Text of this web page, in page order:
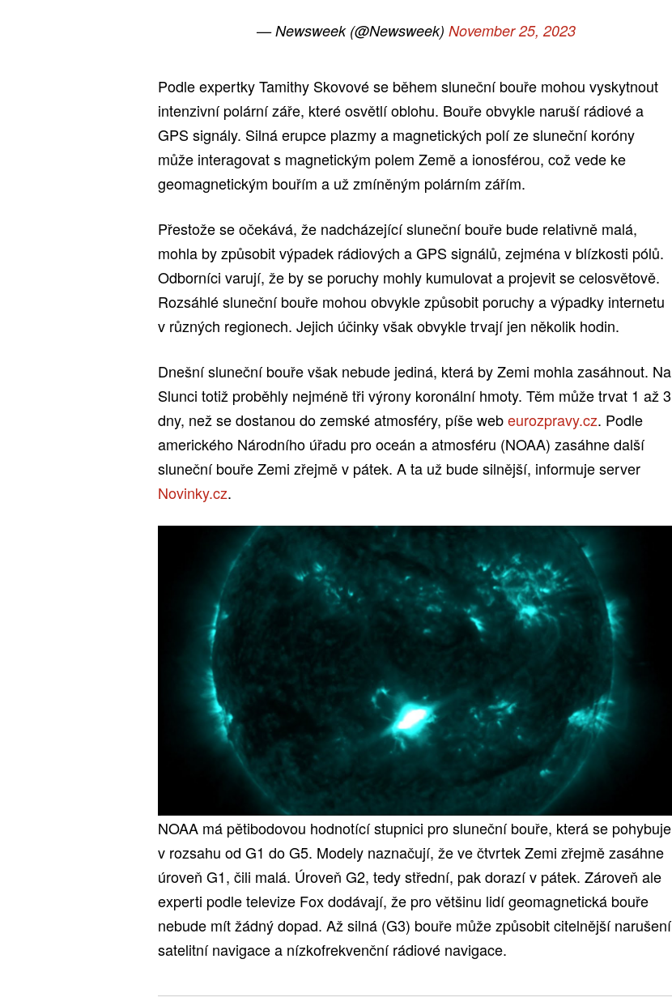
— Newsweek (@Newsweek) November 25, 2023
Podle expertky Tamithy Skovové se během sluneční bouře mohou vyskytnout
intenzivní polární záře, které osvětlí oblohu. Bouře obvykle naruší rádiové a
GPS signály. Silná erupce plazmy a magnetických polí ze sluneční koróny
může interagovat s magnetickým polem Země a ionosférou, což vede ke
geomagnetickým bouřím a už zmíněným polárním zářím.
Přestože se očekává, že nadcházející sluneční bouře bude relativně malá,
mohla by způsobit výpadek rádiových a GPS signálů, zejména v blízkosti pólů.
Odborníci varují, že by se poruchy mohly kumulovat a projevit se celosvětově.
Rozsáhlé sluneční bouře mohou obvykle způsobit poruchy a výpadky internetu
v různých regionech. Jejich účinky však obvykle trvají jen několik hodin.
Dnešní sluneční bouře však nebude jediná, která by Zemi mohla zasáhnout. Na
Slunci totiž proběhly nejméně tři výrony koronální hmoty. Těm může trvat 1 až 3
dny, než se dostanou do zemské atmosféry, píše webeurozpravy.cz. Podle
amerického Národního úřadu pro oceán a atmosféru (NOAA) zasáhne další
sluneční bouře Zemi zřejmě v pátek. A ta už bude silnější, informuje server
Novinky.cz.
NOAA má pětibodovou hodnotící stupnici pro sluneční bouře, která se pohybuje
v rozsahu od G1 do G5. Modely naznačují, že ve čtvrtek Zemi zřejmě zasáhne
úroveň G1, čili malá. Úroveň G2, tedy střední, pak dorazí v pátek. Zároveň ale
experti podle televize Fox dodávají, že pro většinu lidí geomagnetická bouře
nebude mít žádný dopad. Až silná (G3) bouře může způsobit citelnější narušení
satelitní navigace a nízkofrekvenční rádiové navigace.